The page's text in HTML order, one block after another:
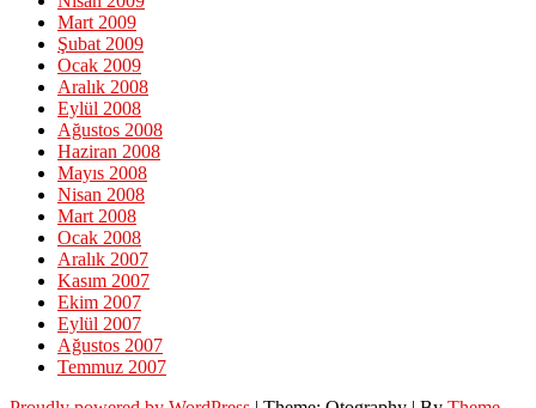
Mart 2009
Şubat 2009
Ocak 2009
Aralık 2008
Eylül 2008
Ağustos 2008
Haziran 2008
Mayıs 2008
Nisan 2008
Mart 2008
Ocak 2008
Aralık 2007
Kasım 2007
Ekim 2007
Eylül 2007
Ağustos 2007
Temmuz 2007